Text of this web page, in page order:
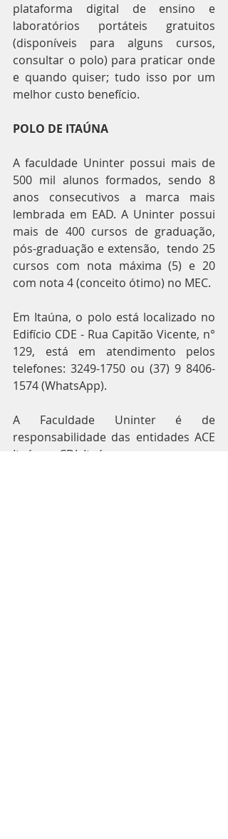
plataforma digital de ensino e
laboratórios portáteis gratuitos
(disponíveis para alguns cursos,
consultar o polo) para praticar onde
e quando quiser; tudo isso por um
melhor custo benefício.
POLO DE ITAÚNA
A faculdade Uninter possui mais de
500 mil alunos formados, sendo 8
anos consecutivos a marca mais
lembrada em EAD. A Uninter possui
mais de 400 cursos de graduação,
pós-graduação e extensão,  tendo 25
cursos com nota máxima (5) e 20
com nota 4 (conceito ótimo) no MEC.
Em Itaúna, o polo está localizado no
Edifício CDE - Rua Capitão Vicente, n°
129, está em atendimento pelos
telefones: 3249-1750 ou (37) 9 8406-
1574 (WhatsApp).
A Faculdade Uninter é de
responsabilidade das entidades ACE
Itaúna e CDL Itaúna.